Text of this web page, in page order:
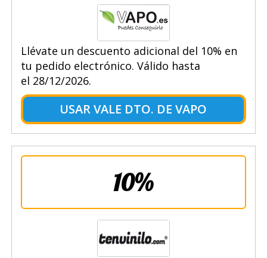
Llévate un descuento adicional del 10% en
tu pedido electrónico. Válido hasta
el 28/12/2026.
USAR VALE DTO. DE VAPO
10%